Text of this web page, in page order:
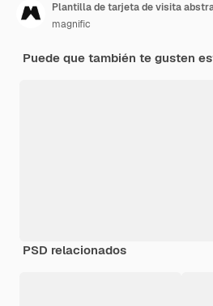
Plantilla de tarjeta de visita
magnific
Puede que también te gusten
PSD relacionados